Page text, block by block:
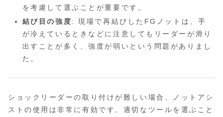
を考慮して選ぶことが重要です。
結び目の強度: 現場で再結びしたFGノットは、手
が冷えているときなどに注意してもリーダーが滑り
出すことが多く、強度が弱いという問題がありまし
た。
ショックリーダーの取り付けが難しい場合、ノットアシ
ストの使用は非常に有効です。適切なツールを選ぶこと